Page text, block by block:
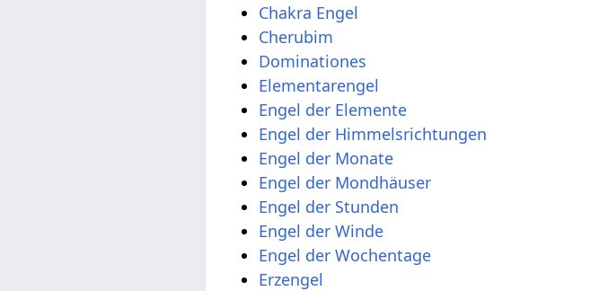
Chakra Engel
Cherubim
Dominationes
Elementarengel
Engel der Elemente
Engel der Himmelsrichtungen
Engel der Monate
Engel der Mondhäuser
Engel der Stunden
Engel der Winde
Engel der Wochentage
Erzengel